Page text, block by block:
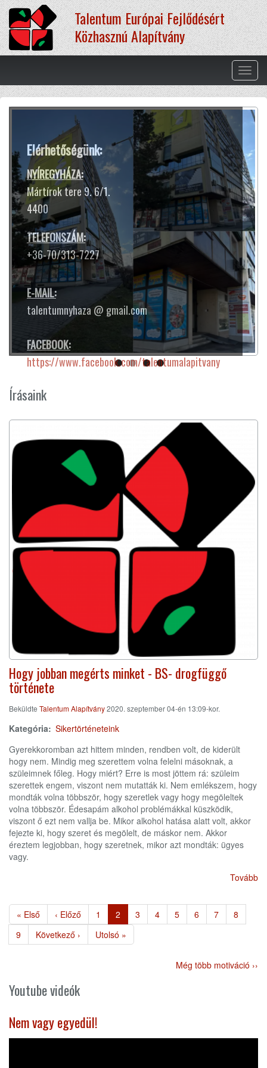
Ugrás
a
tartalomra
Talentum Európai Fejlődésért
Közhasznú Alapítvány
Elérhetőségünk:
NYÍREGYHÁZA:
Mártírok tere 9. 6/1.
4400
TELEFONSZÁM:
+36-70/313-7227
E-MAIL:
talentumnyhaza @ gmail.com
FACEBOOK:
https://www.facebook.com/talentumalapitvany
Terápiás módszereink
A hangtál harangokhoz hasonló
hangja és rezgése segít ellazulni,
kiszakadni a rohanó hétköznapok
sokszor gondterhelt mókuskerekéből.
Jótékony hatással van az idegrendszerre,
harmóniát teremt lelkünkben
és testünkben.
Írásaink
Hogy jobban megérts minket - BS- drogfüggő
története
Beküldte Talentum Alapítvány2020. szeptember 04-én 13:09-kor.
Kategória
Sikertörténeteink
Gyerekkoromban azt hittem minden, rendben volt, de kiderült
hogy nem. Mindig meg szerettem volna felelni másoknak, a
szüleimnek főleg. Hogy miért? Erre is most jöttem rá: szüleim
szerettek engem, viszont nem mutatták ki. Nem emlékszem, hogy
mondták volna többször, hogy szeretlek vagy hogy megöleltek
volna többször. Édesapám alkohol problémákkal küszködik,
viszont ő ezt nem vallja be. Mikor alkohol hatása alatt volt, akkor
fejezte ki, hogy szeret és megölelt, de máskor nem. Akkor
éreztem legjobban, hogy szeretnek, mikor azt mondták: ügyes
vagy.
Tovább
Oldalszámozás
Első
oldal
« Első
Előző
oldal
‹ Előző Page
1
Jelenlegi
oldal
2 Page
3 Page
4 Page
5 Page
6 Page
7 Page
8
Page
9
Következő
oldal
Következő ›
Utolsó
oldal
Utolsó »
Még több motiváció ››
Youtube videók
Nem vagy egyedül!